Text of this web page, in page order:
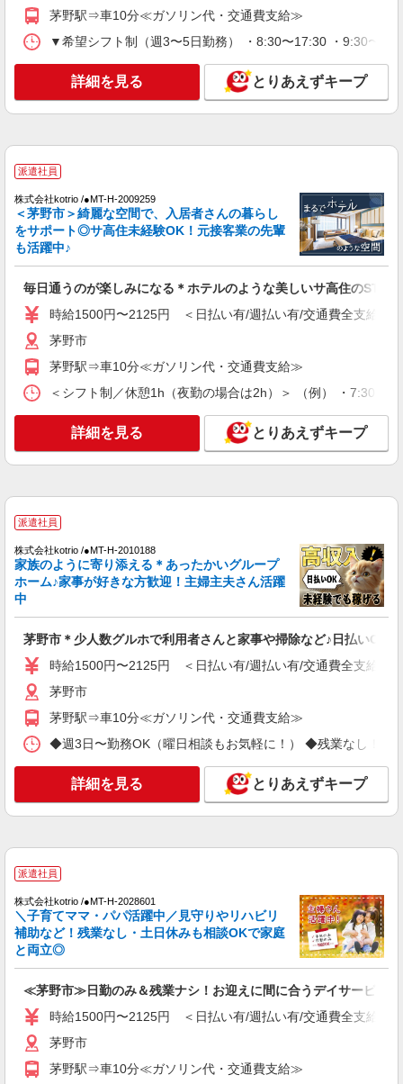
通費全支給(ガソリン代含む)＞
キープ 詳細を見る
派遣社員
時給1500円〜2150円 ＜日払い有/週払い有/交
通費全支給(ガソリン代含む)＞
茅野市
キープ 詳細を見る
派遣社員
趣味も満喫
時給1500円〜2125円 ＜日払い有/週払い有/交
茅野市ほか 周辺エリア多数
キープ 詳細を見る
株式会社kotrio /●MT-H-2067989
茅野市｜まずは送迎業務で活躍しよう◎デイサ
ービスSTAFF
時給1500円〜2125円 ＜日払い有/週払い有/交
キープ 詳細を見る
株式会社kotrio /●MT-H-2069322
茅野市＊幅広い世代が活動中！サ高住のサポー
時給1500円〜2150円 ＜日払い有/週払い有/交
通費全支給(ガソリン代含む)＞
派遣社員
株式会社kotrio /●MT-H-1905974
茅野市▼綺麗なサ高住で生活ケア▼清掃やフロ
時給1500円〜2125円 ＜日払い有/週払い有/交
通費全支給(ガソリン代含む)＞
茅野市
キープ 詳細を見る
茅野駅⇒車10分≪ガソリン代・交通費支給≫
▼希望シフト制（週3〜5日勤務） ・8:30〜17:30 ・9:30〜
詳細を見る とりあえずキープ
派遣社員
株式会社kotrio /●MT-H-2009259
＜茅野市＞綺麗な空間で、入居者さんの暮らし
をサポート◎サ高住未経験OK！元接客業の先輩
も活躍中♪
毎日通うのが楽しみになる＊ホテルのような美しいサ高住のSTAFF
時給1500円〜2125円 ＜日払い有/週払い有/交通費全支給(ガ
茅野市
茅野駅⇒車10分≪ガソリン代・交通費支給≫
＜シフト制／休憩1h（夜勤の場合は2h）＞ （例） ・7:30
詳細を見る とりあえずキープ
派遣社員
株式会社kotrio /●MT-H-2010188
家族のように寄り添える＊あったかいグループ
ホーム♪家事が好きな方歓迎！主婦主夫さん活躍
中
茅野市＊少人数グルホで利用者さんと家事や掃除など♪日払いOK
時給1500円〜2125円 ＜日払い有/週払い有/交通費全支給(ガ
茅野市
茅野駅⇒車10分≪ガソリン代・交通費支給≫
◆週3日〜勤務OK（曜日相談もお気軽に！） ◆残業なし！日
詳細を見る とりあえずキープ
派遣社員
株式会社kotrio /●MT-H-2028601
＼子育てママ・パパ活躍中／見守りやリハビリ
補助など！残業なし・土日休みも相談OKで家庭
と両立◎
≪茅野市≫日勤のみ＆残業ナシ！お迎えに間に合うデイサービス
時給1500円〜2125円 ＜日払い有/週払い有/交通費全支給(ガ
茅野市
茅野駅⇒車10分≪ガソリン代・交通費支給≫